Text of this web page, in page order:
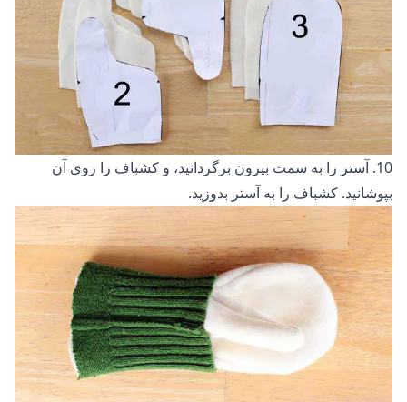
10. آستر را به سمت بیرون برگردانید، و کشباف را روی آن
بپوشانید. کشباف را به آستر بدوزید.